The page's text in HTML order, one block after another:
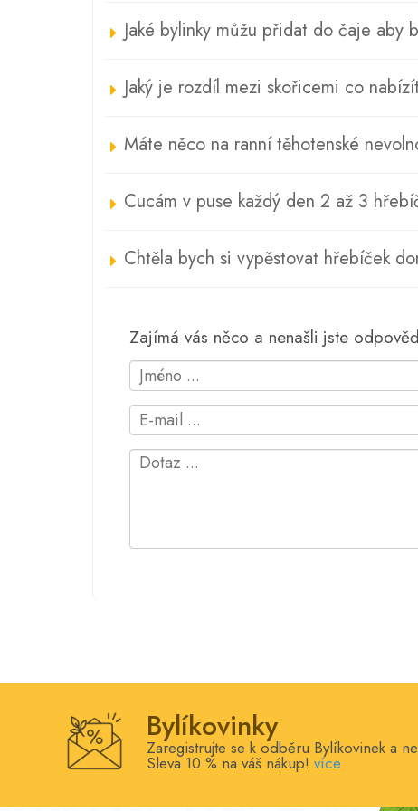
Jaké bylinky můžu přidat do čaje aby
Jaký je rozdíl mezi skořicemi co
Máte něco na ranní těhotenské
Cucám v puse každý den 2 až 3
Chtěla bych si vypěstovat hřebíček
Zajímá vás něco a nenašli jste
Bylíkovinky
Zaregistrujte se k odběru Bylíkovinek a
Sleva 10 % na váš nákup! více